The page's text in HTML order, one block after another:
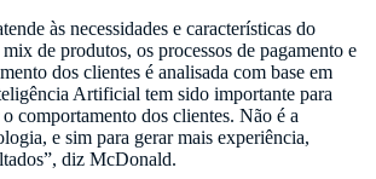
às necessidades e características do
de produtos, os processos de pagamento e
dos clientes é analisada com base em
Artificial tem sido importante para
comportamento dos clientes. Não é a
e sim para gerar mais experiência,
diz McDonald.